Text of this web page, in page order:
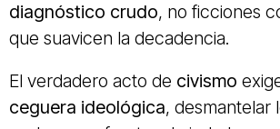
diagnóstico crudo, no ficciones
que suavicen la decadencia.
El verdadero acto de civismo
ceguera ideológica, desmantelar